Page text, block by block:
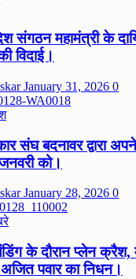
संगठन महामंत्री के
विदाई।
January 31, 2026 0
संघ बदनावर द्वारा
को।
January 28, 2026 0
के दौरान प्लेन क्रैश,
पवार का निधन।